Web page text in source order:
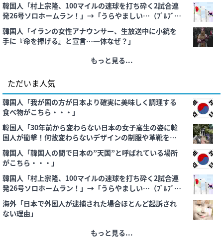
韓国人「村上宗隆、100マイルの速球を打ち砕く2試合連
発26号ソロホームラン！」→「うらやましい…（ﾌﾞﾙﾌﾞ
ﾙ」＝韓国の反応
韓国人「イランの女性アナウンサー、生放送中に小銃を
手に『命を捧げる』と宣言…一体なぜ？」
もっと見る...
ただいま人気
韓国人「我が国の方が日本より確実に美味しく調理する
食べ物がこちら・・・」
韓国人「30年前から変わらない日本の女子高生の姿に韓
国人が衝撃！何故変わらないデザインの制服や革靴を着
用し続けるのか？」
韓国人「韓国人の間で日本の”天国”と呼ばれている場所
がこちら・・・」
韓国人「村上宗隆、100マイルの速球を打ち砕く2試合連
発26号ソロホームラン！」→「うらやましい…（ﾌﾞﾙﾌﾞ
ﾙ」＝韓国の反応
海外「日本で外国人が逮捕された場合ほとんど起訴され
ない理由」
もっと見る...